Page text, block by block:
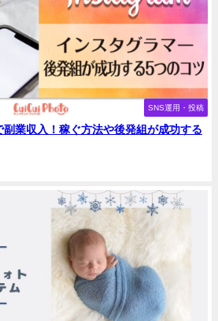
SNS運用・投稿
業収入！稼ぐ方法や後発組が成功する